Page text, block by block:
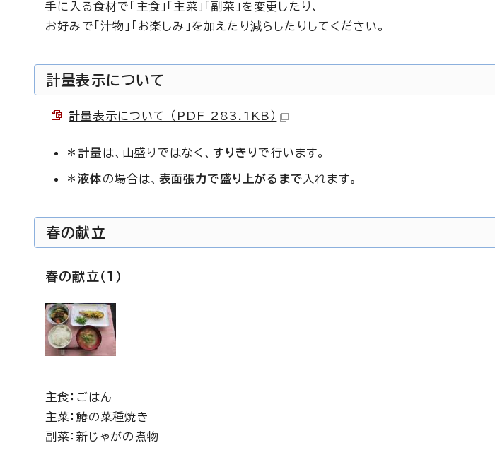
手に入る食材で「主食」「主菜」「副菜」を変更したり、
お好みで「汁物」「お楽しみ」を加えたり減らしたりしてください。
計量表示について
計量表示について （PDF 283.1KB）
＊計量は、山盛りではなく、 すりきり で行います。
＊液体の場合は、 表面張力で盛り上がるまで 入れます。
春の献立
春の献立（1）
主食：ごはん
主菜：鰆の菜種焼き
副菜：新じゃがの煮物